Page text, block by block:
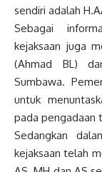
sendiri adalah
Sebagai
kejaksaan juga
(Ahmad BL)
Sumbawa.
untuk
pada pengadaan
Sedangkan
kejaksaan telah